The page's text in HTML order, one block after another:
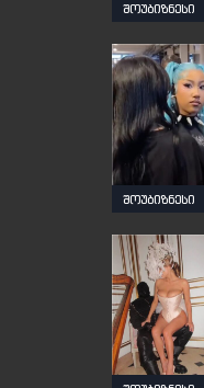
შოუბიზნესი
შოუბიზნესი